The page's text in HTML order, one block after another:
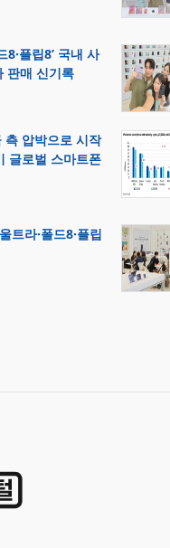
8·플립8’ 국내 사
판매 신기록
압박으로 시작
글로벌 스마트폰
트라·폴드8·플립